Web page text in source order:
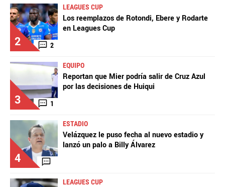
2 2
LEAGUES CUP
Los reemplazos de Rotondi, Ebere y Rodarte
en Leagues Cup
3 1
EQUIPO
Reportan que Mier podría salir de Cruz Azul
por las decisiones de Huiqui
4
ESTADIO
Velázquez le puso fecha al nuevo estadio y
lanzó un palo a Billy Álvarez
LEAGUES CUP